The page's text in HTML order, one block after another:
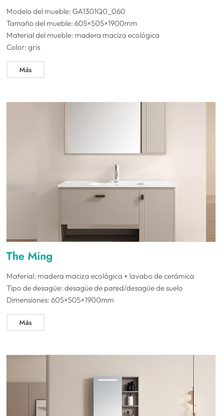
Modelo del mueble: GA1301Q0_060
Tamaño del mueble: 605×505×1900mm
Material del mueble: madera maciza ecológica
Color: gris
Más
The Ming
Material: madera maciza ecológica + lavabo de cerámica
Tipo de desagüe: desagüe de pared/desagüe de suelo
Dimensiones: 605×505×1900mm
Más